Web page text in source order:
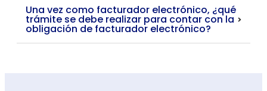
Una vez como facturador electrónico, ¿qué
trámite se debe realizar para contar con la
obligación de facturador electrónico?